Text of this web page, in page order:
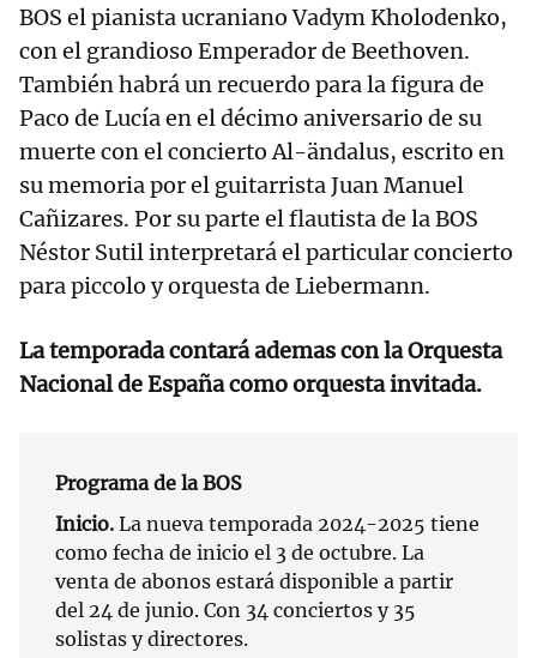
BOS el pianista ucraniano Vadym Kholodenko,
con el grandioso Emperador de Beethoven.
También habrá un recuerdo para la figura de
Paco de Lucía en el décimo aniversario de su
muerte con el concierto Al-ändalus, escrito en
su memoria por el guitarrista Juan Manuel
Cañizares. Por su parte el flautista de la BOS
Néstor Sutil interpretará el particular concierto
para piccolo y orquesta de Liebermann.
La temporada contará ademas con la Orquesta
Nacional de España como orquesta invitada.
Programa de la BOS
Inicio. La nueva temporada 2024-2025 tiene
como fecha de inicio el 3 de octubre. La
venta de abonos estará disponible a partir
del 24 de junio. Con 34 conciertos y 35
solistas y directores.